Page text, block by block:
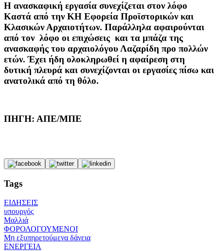
Η ανασκαφική εργασία συνεχίζεται στον λόφο
Καστά από την ΚΗ Εφορεία Προϊστορικών και
Κλασικών Αρχαιοτήτων. Παράλληλα αφαιρούνται
από τον λόφο οι επιχώσεις και τα μπάζα της
ανασκαφής του αρχαιολόγου Λαζαρίδη προ πολλών
ετών. Έχει ήδη ολοκληρωθεί η αφαίρεση στη
δυτική πλευρά και συνεχίζονται οι εργασίες πίσω και
ανατολικά από τη θόλο.
ΠΗΓΗ: ΑΠΕ/ΜΠΕ
Tags
ΕΙΔΗΣΕΙΣ
υπουργός
Μαλλιά
ΦΟΡΟΛΟΓΟΥΜΕΝΟΙ
Μη εξυπηρετούμενα δάνεια
ΕΝΕΡΓΕΙΑ